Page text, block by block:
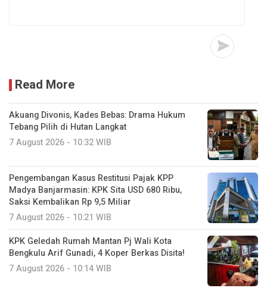
Read More
Akuang Divonis, Kades Bebas: Drama Hukum
Tebang Pilih di Hutan Langkat
7 August 2026 - 10:32 WIB
Pengembangan Kasus Restitusi Pajak KPP
Madya Banjarmasin: KPK Sita USD 680 Ribu,
Saksi Kembalikan Rp 9,5 Miliar
7 August 2026 - 10:21 WIB
KPK Geledah Rumah Mantan Pj Wali Kota
Bengkulu Arif Gunadi, 4 Koper Berkas Disita!
7 August 2026 - 10:14 WIB